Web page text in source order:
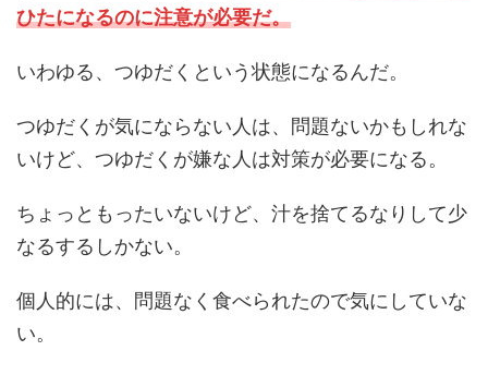
ひたになるのに注意が必要だ。
いわゆる、 つゆだく という状態になるんだ。
つゆだくが気にならない人は、問題ないかもしれな
いけど、つゆだくが嫌な人は対策が必要になる。
ちょっともったいないけど、汁を捨てるなりして少
なるするしかない。
個人的には、問題なく食べられたので気にしていな
い。